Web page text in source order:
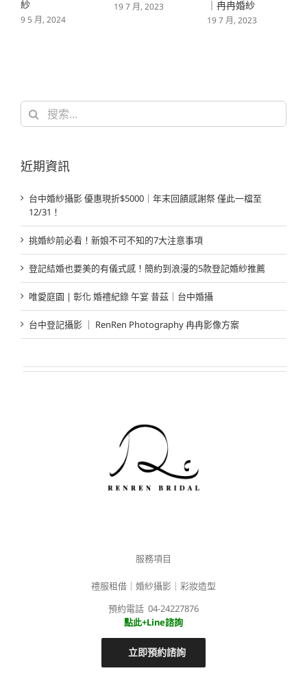
19 7 月, 2023
｜冉冉婚紗
19 7 月, 2023
搜
近期資訊
台中婚紗攝影 優惠現折$5000｜年末回饋感謝祭 僅此一檔至
12/31！
挑婚紗前必看！新娘不可不知的7大注意事項
登記結婚也要美的有儀式感！簡約到浪漫的5款登記婚紗推薦
唯愛庭園 | 彰化 婚禮紀錄 午宴 昔茲｜台中婚攝
台中登記攝影 ｜ RenRen Photography 冉冉影像方案
服務項目
禮服租借｜婚紗攝影｜彩妝造型
預約電話 04-24227876
點此+Line諮詢
立即預約諮詢